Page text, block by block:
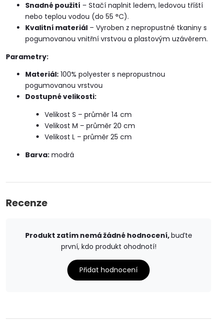
Snadné použití – Stačí naplnit ledem, ledovou tříští
nebo teplou vodou (do 55 °C).
Kvalitní materiál – Vyroben z nepropustné tkaniny s
pogumovanou vnitřní vrstvou a plastovým uzávěrem.
Parametry:
Materiál: 100% polyester s nepropustnou
pogumovanou vrstvou
Dostupné velikosti:
Velikost S – průměr 14 cm
Velikost M – průměr 20 cm
Velikost L – průměr 25 cm
Barva: modrá
Recenze
Produkt zatím nemá žádné hodnocení,buďte
první, kdo produkt ohodnotí!
Přidat hodnocení